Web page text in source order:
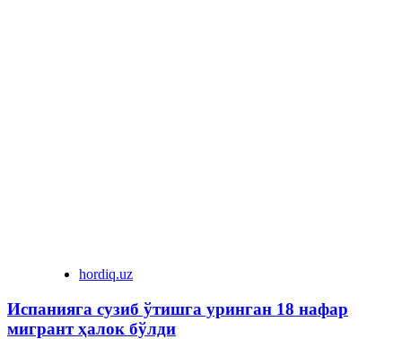
hordiq.uz
Испанияга сузиб ўтишга уринган 18 нафар
мигрант ҳалок бўлди